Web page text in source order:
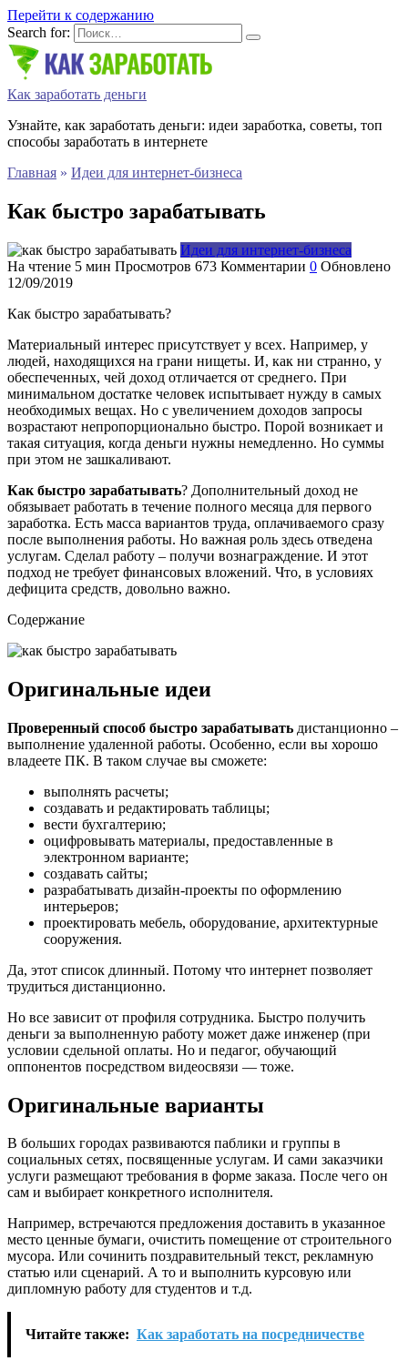
Перейти к содержанию
Search for:
Как заработать деньги
Узнайте, как заработать деньги: идеи заработка, советы, топ
способы заработать в интернете
Главная » Идеи для интернет-бизнеса
Как быстро зарабатывать
Идеи для интернет-бизнеса
На чтение 5 мин Просмотров 673 Комментарии 0 Обновлено
12/09/2019
Как быстро зарабатывать?
Материальный интерес присутствует у всех. Например, у
людей, находящихся на грани нищеты. И, как ни странно, у
обеспеченных, чей доход отличается от среднего. При
минимальном достатке человек испытывает нужду в самых
необходимых вещах. Но с увеличением доходов запросы
возрастают непропорционально быстро. Порой возникает и
такая ситуация, когда деньги нужны немедленно. Но суммы
при этом не зашкаливают.
Как быстро зарабатывать? Дополнительный доход не
обязывает работать в течение полного месяца для первого
заработка. Есть масса вариантов труда, оплачиваемого сразу
после выполнения работы. Но важная роль здесь отведена
услугам. Сделал работу – получи вознаграждение. И этот
подход не требует финансовых вложений. Что, в условиях
дефицита средств, довольно важно.
Содержание
Оригинальные идеи
Проверенный способ быстро зарабатывать дистанционно –
выполнение удаленной работы. Особенно, если вы хорошо
владеете ПК. В таком случае вы сможете:
выполнять расчеты;
создавать и редактировать таблицы;
вести бухгалтерию;
оцифровывать материалы, предоставленные в
электронном варианте;
создавать сайты;
разрабатывать дизайн-проекты по оформлению
интерьеров;
проектировать мебель, оборудование, архитектурные
сооружения.
Да, этот список длинный. Потому что интернет позволяет
трудиться дистанционно.
Но все зависит от профиля сотрудника. Быстро получить
деньги за выполненную работу может даже инженер (при
условии сдельной оплаты. Но и педагог, обучающий
оппонентов посредством видеосвязи — тоже.
Оригинальные варианты
В больших городах развиваются паблики и группы в
социальных сетях, посвященные услугам. И сами заказчики
услуги размещают требования в форме заказа. После чего он
сам и выбирает конкретного исполнителя.
Например, встречаются предложения доставить в указанное
место ценные бумаги, очистить помещение от строительного
мусора. Или сочинить поздравительный текст, рекламную
статью или сценарий. А то и выполнить курсовую или
дипломную работу для студентов и т.д.
Читайте также: Как заработать на посредничестве